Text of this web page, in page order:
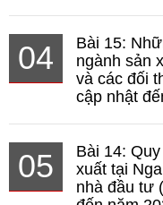
04
Bài 15:
ngành sản
và các đối
cập nhật
05
Bài 14:
xuất tại
nhà đầu tư